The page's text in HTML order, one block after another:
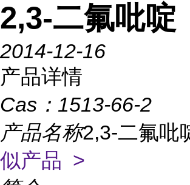
2,3-二氟吡啶
2014-12-16
产品详情
Cas： 1513-66-2
产品名称2,3-二氟吡
似产品 >